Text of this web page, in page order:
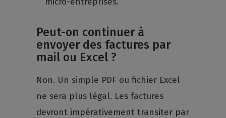
Peut-on continuer à
envoyer des factures par
mail ou Excel ?
Non. Un simple PDF ou fichier Excel
ne sera plus légal. Les factures
devront impérativement transiter par